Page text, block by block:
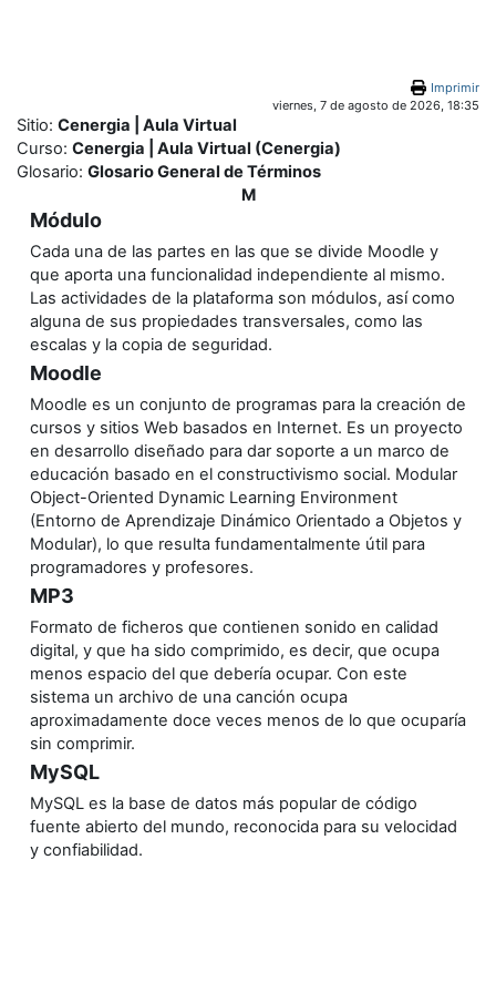
Imprimir
viernes, 7 de agosto de 2026, 18:35
Sitio: Cenergia | Aula Virtual
Curso: Cenergia | Aula Virtual (Cenergia)
Glosario: Glosario General de Términos
M
Módulo
Cada una de las partes en las que se divide Moodle y
que aporta una funcionalidad independiente al mismo.
Las actividades de la plataforma son módulos, así como
alguna de sus propiedades transversales, como las
escalas y la copia de seguridad.
Moodle
Moodle es un conjunto de programas para la creación de
cursos y sitios Web basados en Internet. Es un proyecto
en desarrollo diseñado para dar soporte a un marco de
educación basado en el constructivismo social. Modular
Object-Oriented Dynamic Learning Environment
(Entorno de Aprendizaje Dinámico Orientado a Objetos y
Modular), lo que resulta fundamentalmente útil para
programadores y profesores.
MP3
Formato de ficheros que contienen sonido en calidad
digital, y que ha sido comprimido, es decir, que ocupa
menos espacio del que debería ocupar. Con este
sistema un archivo de una canción ocupa
aproximadamente doce veces menos de lo que ocuparía
sin comprimir.
MySQL
MySQL es la base de datos más popular de código
fuente abierto del mundo, reconocida para su velocidad
y confiabilidad.